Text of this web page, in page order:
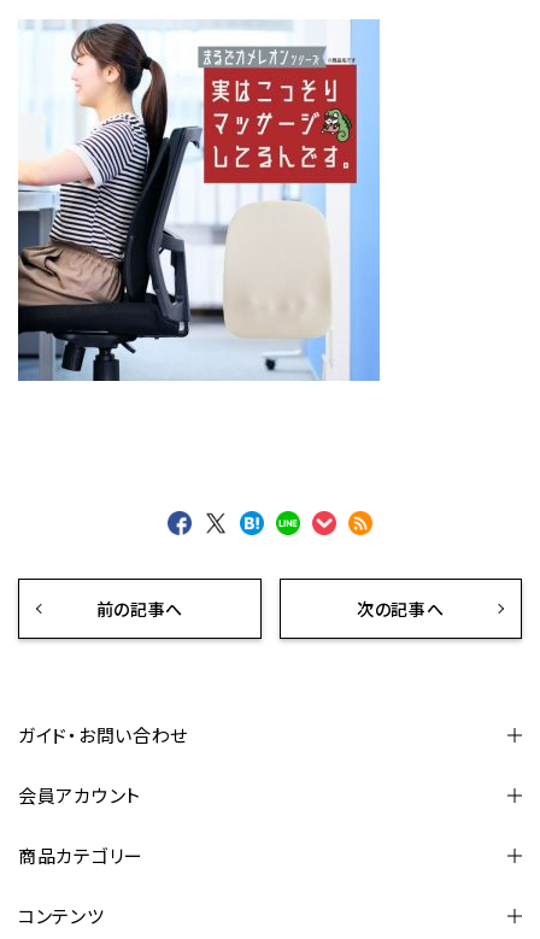
前の記事へ 次の記事へ
ガイド・お問い合わせ
会員アカウント
商品カテゴリー
コンテンツ